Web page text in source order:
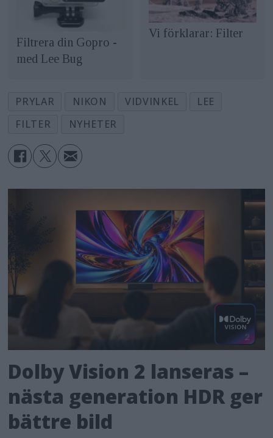
Filtrera din Gopro -
med Lee Bug
Vi förklarar: Filter
PRYLAR NIKON VIDVINKEL
LEE
FILTER
NYHETER
Dolby Vision 2 lanseras –
nästa generation HDR ger
bättre bild